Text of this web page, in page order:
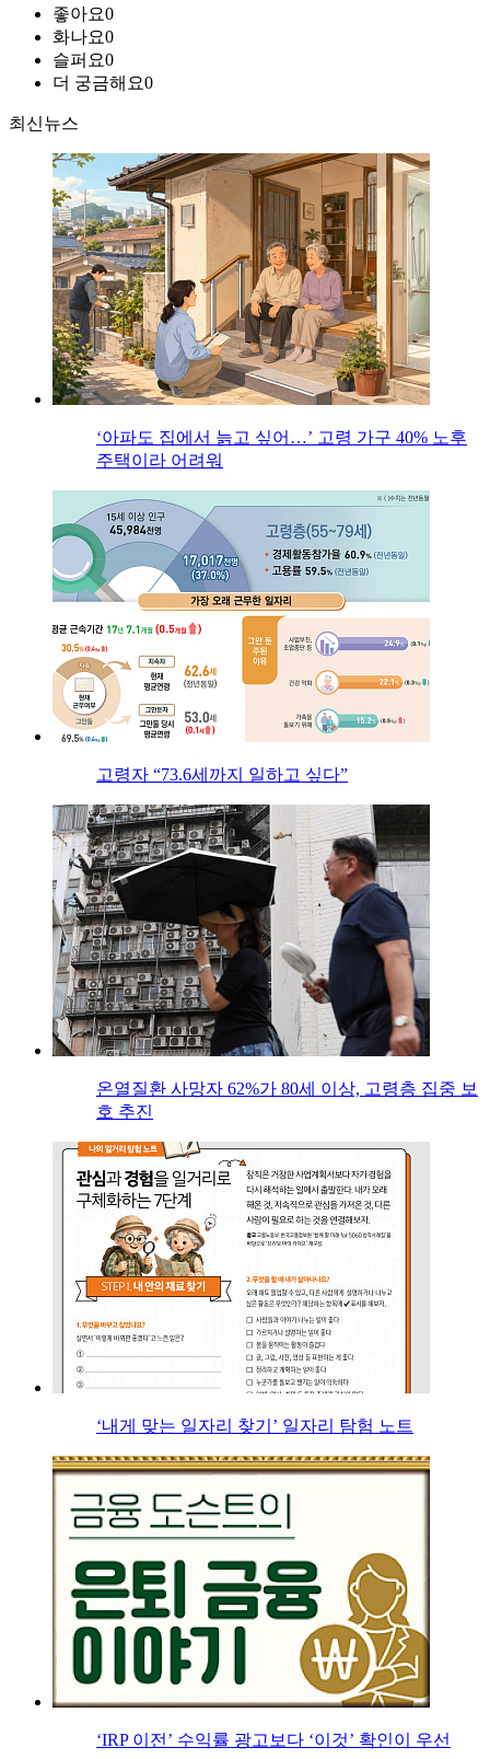
좋아요0
화나요0
슬퍼요0
더 궁금해요0
최신뉴스
‘아파도 집에서 늙고 싶어…’ 고령 가구 40% 노후
주택이라 어려워
고령자 “73.6세까지 일하고 싶다”
온열질환 사망자 62%가 80세 이상, 고령층 집중 보
호 추진
‘내게 맞는 일자리 찾기’ 일자리 탐험 노트
‘IRP 이전’ 수익률 광고보다 ‘이것’ 확인이 우선